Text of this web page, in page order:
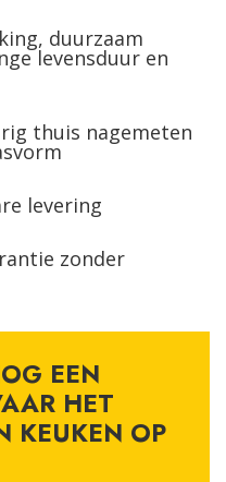
duurzaam
levensduur en
thuis nagemeten
levering
zonder
EEN
HET
KEUKEN OP